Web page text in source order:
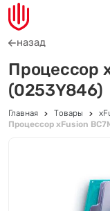
назад
Процессор
(0253Y846)
Главная Товары
Процессор xFusion